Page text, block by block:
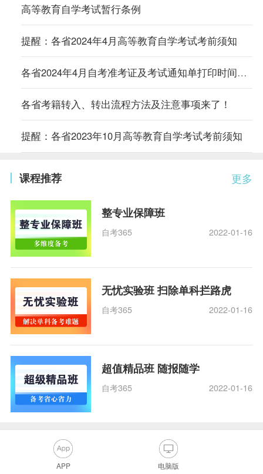
高等教育自学考试暂行条例
提醒：各省2024年4月高等教育自学考试考前须知
各省2024年4月自考准考证及考试通知单打印时间及入口汇总
各省考籍转入、转出流程方法及注意事项来了！
提醒：各省2023年10月高等教育自学考试考前须知
更多
课程推荐
整专业保障班
自考365 2022-01-16
无忧实验班 扫除单科拦路虎
自考365 2022-01-16
超值精品班 随报随学
自考365 2022-01-16
APP 电脑版